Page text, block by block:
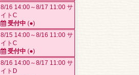
8/16 14:00～8/17 11:00 サ
イトC
受付中 (●)
8/15 14:00～8/16 11:00 サ
イトC
受付中 (●)
8/16 14:00～8/17 11:00 サ
イトD